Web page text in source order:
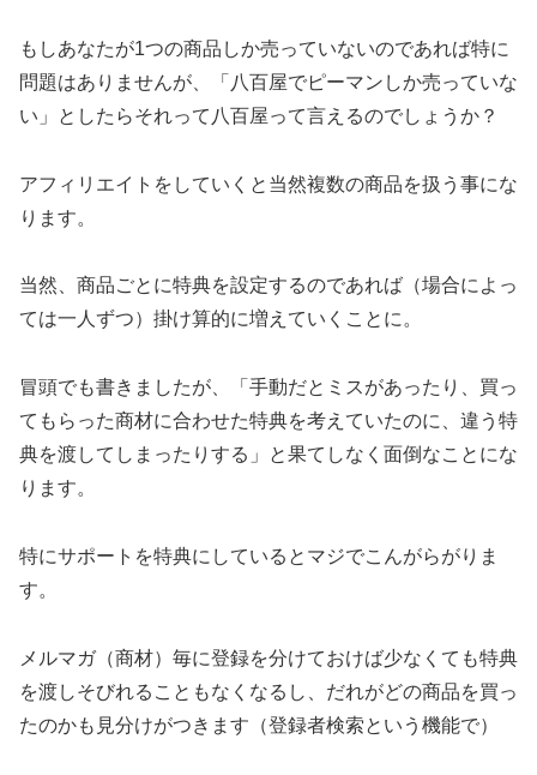
もしあなたが1つの商品しか売っていないのであれば特に
問題はありませんが、「八百屋でピーマンしか売っていな
い」としたらそれって八百屋って言えるのでしょうか？
アフィリエイトをしていくと当然複数の商品を扱う事にな
ります。
当然、商品ごとに特典を設定するのであれば（場合によっ
ては一人ずつ）掛け算的に増えていくことに。
冒頭でも書きましたが、「手動だとミスがあったり、買っ
てもらった商材に合わせた特典を考えていたのに、違う特
典を渡してしまったりする」と果てしなく面倒なことにな
ります。
特にサポートを特典にしているとマジでこんがらがりま
す。
メルマガ（商材）毎に登録を分けておけば少なくても特典
を渡しそびれることもなくなるし、だれがどの商品を買っ
たのかも見分けがつきます（登録者検索という機能で）